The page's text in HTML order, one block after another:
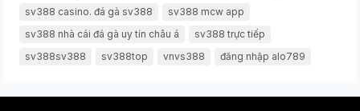
sv388 casino. đá gà sv388
sv388 mcw app
sv388 nhà cái đá gà uy tín châu á
sv388 trực tiếp
sv388sv388
sv388top vnvs388 đăng nhập alo789